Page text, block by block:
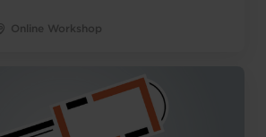
Online Workshop